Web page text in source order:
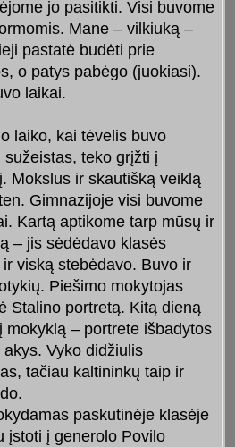
jo pasitikti. Visi buvome
Mane – vilkiuką –
pastatė budėti prie
o patys pabėgo (juokiasi).
laikai.
laiko, kai tėvelis buvo
sužeistas, teko grįžti į
Mokslus ir skautišką veiklą
Gimnazijoje visi buvome
Kartą aptikome tarp mūsų ir
– jis sėdėdavo klasės
ir viską stebėdavo. Buvo ir
Piešimo mokytojas
Stalino portretą. Kitą dieną
mokyklą – portrete išbadytos
akys. Vyko didžiulis
tačiau kaltininkų taip ir
paskutinėje klasėje
įstoti į generolo Povilo